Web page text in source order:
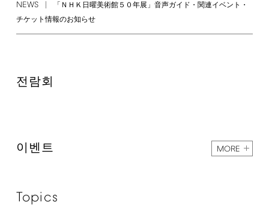
NEWS
「ＮＨＫ日曜美術館５０年展」音声ガイド・関連イベント・
チケット情報のお知らせ
전람회
이벤트 MORE
Topics